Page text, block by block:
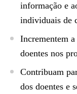
informação e
individuais de
Incrementem
doentes nos
Contribuam
dos doentes e